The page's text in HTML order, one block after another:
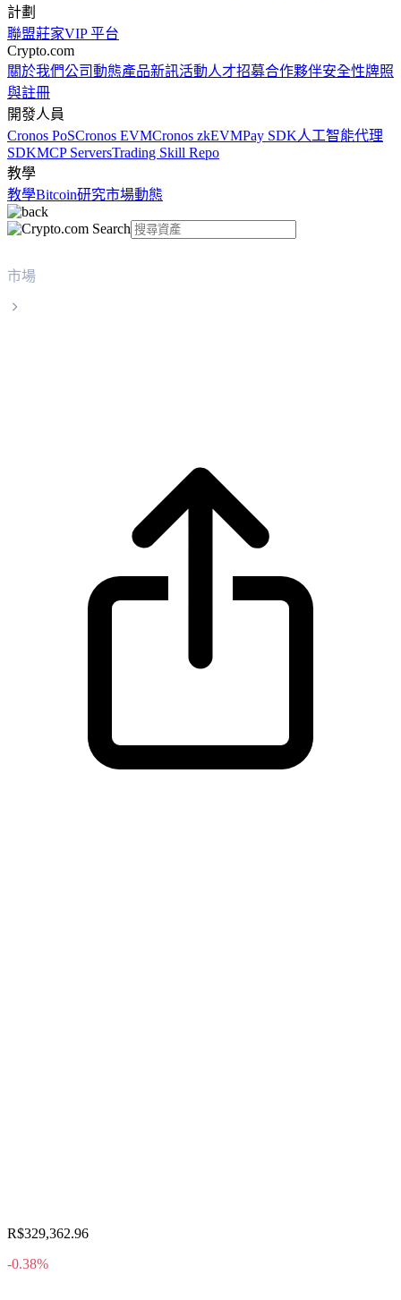
計劃
聯盟莊家VIP 平台
Crypto.com
關於我們公司動態產品新訊活動人才招募合作夥伴安全性牌照
與註冊
開發人員
Cronos PoSCronos EVMCronos zkEVMPay SDK人工智能代理
SDKMCP ServersTrading Skill Repo
教學
教學Bitcoin研究市場動態
市場
R$329,362.96
-0.38%